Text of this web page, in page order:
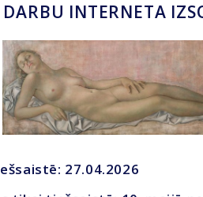
INTERNETA
27.04.2026